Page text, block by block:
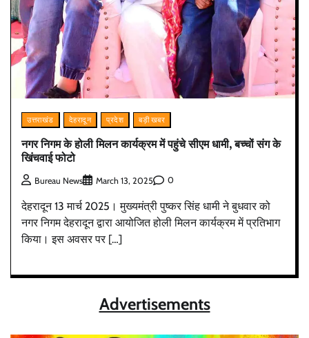
उत्तराखंड देहरादून प्रदेश बड़ी खबर
नगर निगम के होली मिलन कार्यक्रम में पहुंचे सीएम धामी, बच्चों संग के
खिंचवाई फोटो
Bureau News March 13, 2025 0
देहरादून 13 मार्च 2025। मुख्यमंत्री पुष्कर सिंह धामी ने बुधवार को
नगर निगम देहरादून द्वारा आयोजित होली मिलन कार्यक्रम में प्रतिभाग
किया। इस अवसर पर […]
Advertisements